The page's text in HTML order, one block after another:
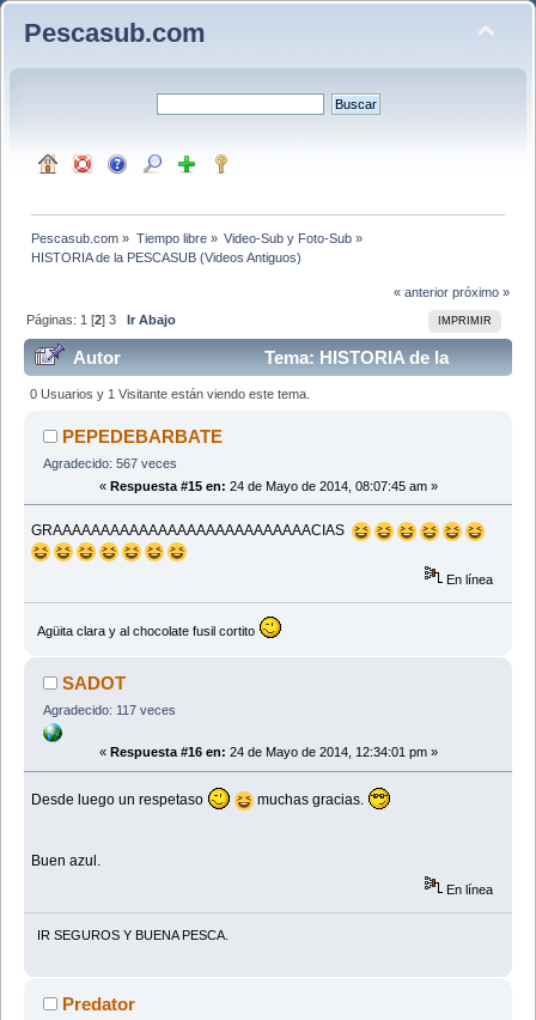
Pescasub.com
Pescasub.com » Tiempo libre» Video-Sub y Foto-Sub»
HISTORIA de la PESCASUB (Videos Antiguos)
« anterior próximo »
IMPRIMIR
Páginas: 1 [2]3 Ir Abajo
Autor
Tema: HISTORIA de la
PESCASUB (Videos Antiguos) (Leído 93697 veces)
0 Usuarios y 1 Visitante están viendo este tema.
PEPEDEBARBATE
Agradecido: 567 veces
« Respuesta #15 en: 24 de Mayo de 2014, 08:07:45 am »
GRAAAAAAAAAAAAAAAAAAAAAAAAAAACIAS
En línea
Agüita clara y al chocolate fusil cortito
SADOT
Agradecido: 117 veces
« Respuesta #16 en: 24 de Mayo de 2014, 12:34:01 pm »
Desde luego un respetaso muchas gracias.
Buen azul.
En línea
IR SEGUROS Y BUENA PESCA.
Predator